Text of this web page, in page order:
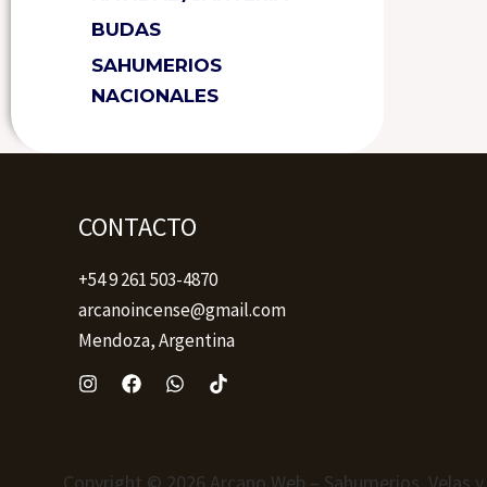
BUDAS
SAHUMERIOS
NACIONALES
CONTACTO
+54 9 261 503-4870
arcanoincense@gmail.com
Mendoza, Argentina